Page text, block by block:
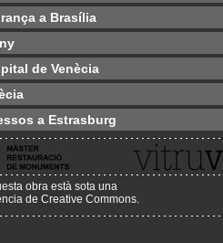
a Brasília
de Venècia
a Estrasburg
obra està sota una
de Creative Commons.